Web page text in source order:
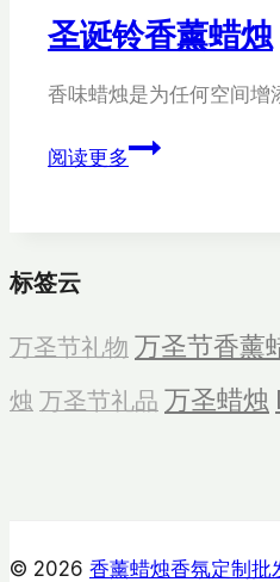
圣诞铃香薰蜡烛
香味蜡烛是为任何空间
阅读更多圣
烛
标签云
万圣节礼物 万圣节香薰
烛 万圣节礼品 万圣蜡烛
© 2026 香薰蜡烛香氛定制批